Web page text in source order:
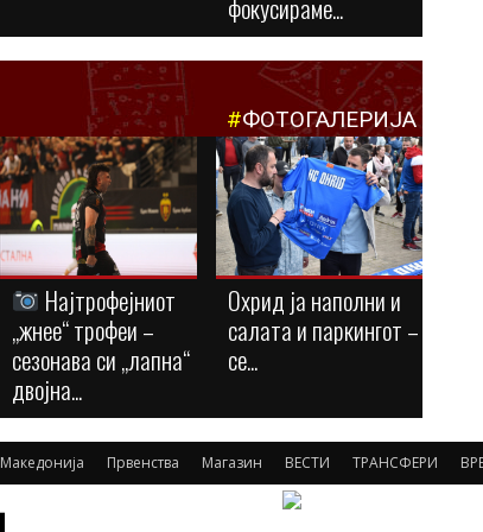
фокусираме...
#ФОТОГАЛЕРИЈА
Најтрофејниот
„жнее“ трофеи –
сезонава си „лапна“
двојна...
Охрид ја наполни и
салата и паркингот –
се...
Македонија Првенства Магазин ВЕСТИ ТРАНСФЕРИ